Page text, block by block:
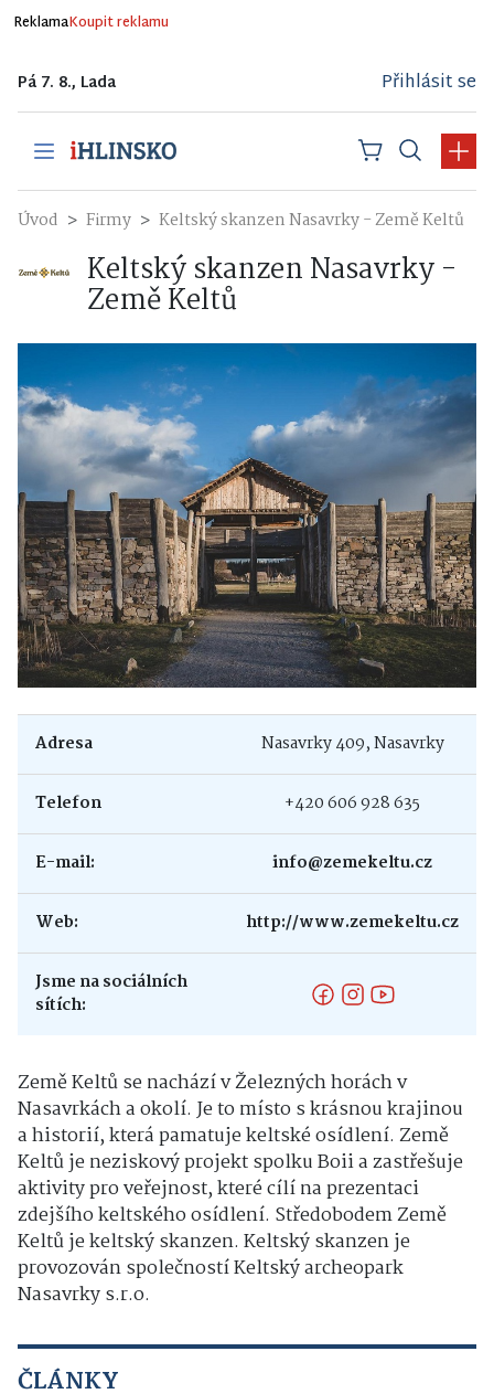
ReklamaKoupit reklamu
Pá 7. 8., Lada Přihlásit se
Úvod Firmy Keltský skanzen Nasavrky - Země Keltů
Keltský skanzen Nasavrky -
Země Keltů
Adresa Nasavrky 409, Nasavrky
Telefon +420 606 928 635
E-mail: info@zemekeltu.cz
Web: http://www.zemekeltu.cz
Jsme na sociálních
sítích:
Země Keltů se nachází v Železných horách v
Nasavrkách a okolí. Je to místo s krásnou krajinou
a historií, která pamatuje keltské osídlení. Země
Keltů je neziskový projekt spolku Boii a zastřešuje
aktivity pro veřejnost, které cílí na prezentaci
zdejšího keltského osídlení. Středobodem Země
Keltů je keltský skanzen. Keltský skanzen je
provozován společností Keltský archeopark
Nasavrky s.r.o.
ČLÁNKY